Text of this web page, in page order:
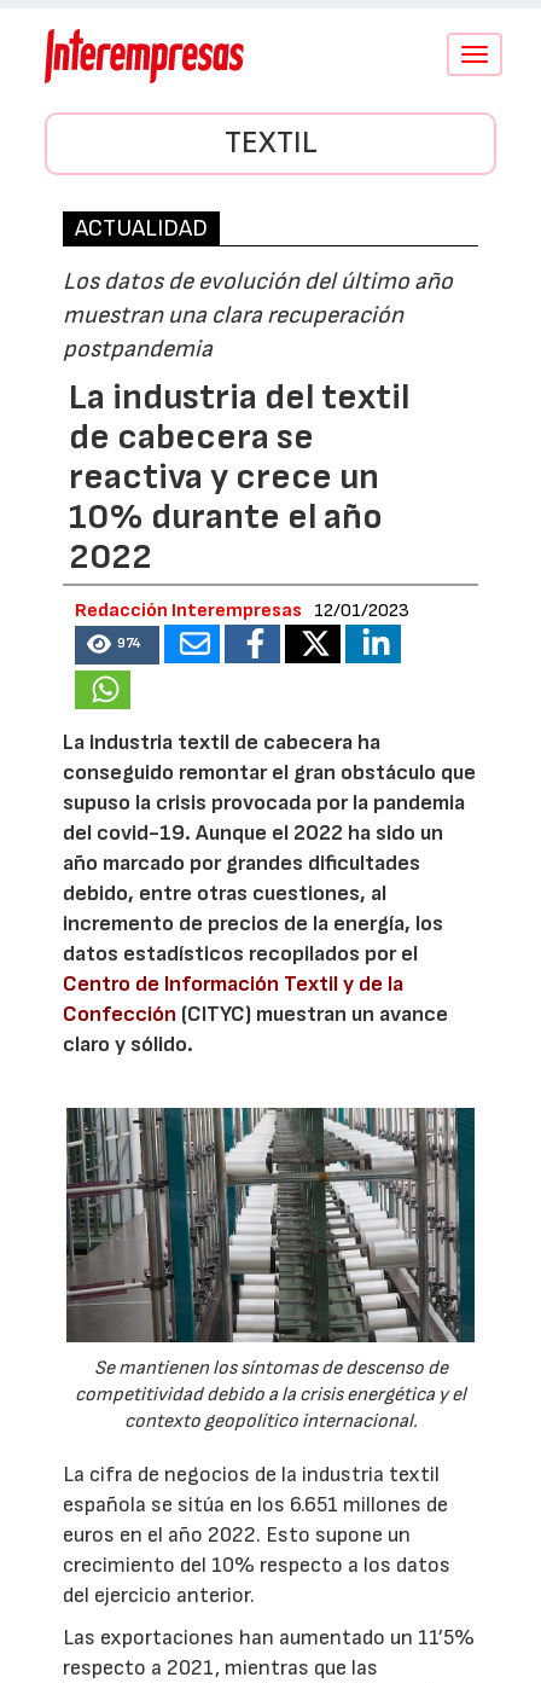
Conmutar
TEXTIL
ACTUALIDAD
Los datos de evolución del último año
muestran una clara recuperación
postpandemia
La industria del textil
de cabecera se
reactiva y crece un
10% durante el año
2022
Redacción Interempresas 12/01/2023
974
La industria textil de cabecera ha
conseguido remontar el gran obstáculo que
supuso la crisis provocada por la pandemia
del covid-19. Aunque el 2022 ha sido un
año marcado por grandes dificultades
debido, entre otras cuestiones, al
incremento de precios de la energía, los
datos estadísticos recopilados por el
Centro de Información Textil y de la
Confección (CITYC) muestran un avance
claro y sólido.
Se mantienen los síntomas de descenso de
competitividad debido a la crisis energética y el
contexto geopolítico internacional.
La cifra de negocios de la industria textil
española se sitúa en los 6.651 millones de
euros en el año 2022. Esto supone un
crecimiento del 10% respecto a los datos
del ejercicio anterior.
Las exportaciones han aumentado un 11’5%
respecto a 2021, mientras que las